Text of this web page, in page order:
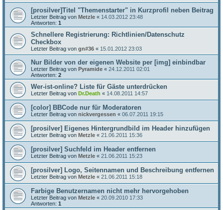
[prosilver]Titel "Themenstarter" in Kurzprofil neben Beitrag
Letzter Beitrag von Metzle « 14.03.2012 23:48
Antworten: 1
Schnellere Registrierung: Richtlinien/Datenschutz
Checkbox
Letzter Beitrag von gn#36 « 15.01.2012 23:03
Nur Bilder von der eigenen Website per [img] einbindbar
Letzter Beitrag von Pyramide « 24.12.2011 02:01
Antworten: 2
Wer-ist-online? Liste für Gäste unterdrücken
Letzter Beitrag von Dr.Death « 14.08.2011 14:57
[color] BBCode nur für Moderatoren
Letzter Beitrag von nickvergessen « 06.07.2011 19:15
[prosilver] Eigenes Hintergrundbild im Header hinzufügen
Letzter Beitrag von Metzle « 21.06.2011 15:36
[prosilver] Suchfeld im Header entfernen
Letzter Beitrag von Metzle « 21.06.2011 15:23
[prosilver] Logo, Seitennamen und Beschreibung entfernen
Letzter Beitrag von Metzle « 21.06.2011 15:18
Farbige Benutzernamen nicht mehr hervorgehoben
Letzter Beitrag von Metzle « 20.09.2010 17:33
Antworten: 1